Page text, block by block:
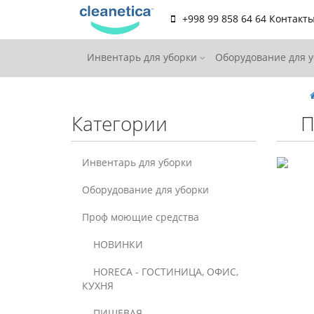
+998 99 858 64 64
Инвентарь для уборки Оборудование для
Категории
Инвентарь для уборки
Оборудование для уборки
Проф моющие средства
НОВИНКИ
HORECA - ГОСТИНИЦА, ОФИС,
КУХНЯ